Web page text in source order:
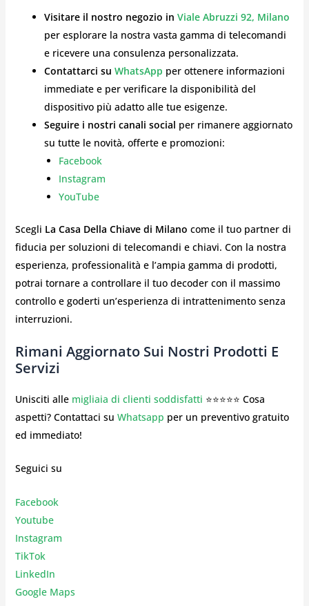
Visitare il nostro negozio in Viale Abruzzi 92, Milano
per esplorare la nostra vasta gamma di telecomandi
e ricevere una consulenza personalizzata.
Contattarci su WhatsApp per ottenere informazioni
immediate e per verificare la disponibilità del
dispositivo più adatto alle tue esigenze.
Seguire i nostri canali social per rimanere aggiornato
su tutte le novità, offerte e promozioni:
Facebook
Instagram
YouTube
Scegli La Casa Della Chiave di Milano come il tuo partner di
fiducia per soluzioni di telecomandi e chiavi. Con la nostra
esperienza, professionalità e l’ampia gamma di prodotti,
potrai tornare a controllare il tuo decoder con il massimo
controllo e goderti un’esperienza di intrattenimento senza
interruzioni.
Rimani Aggiornato Sui Nostri Prodotti E
Servizi
Unisciti alle migliaia di clienti soddisfatti ⭐⭐⭐⭐⭐ Cosa
aspetti? Contattaci su Whatsapp per un preventivo gratuito
ed immediato!
Seguici su
Facebook
Youtube
Instagram
TikTok
LinkedIn
Google Maps